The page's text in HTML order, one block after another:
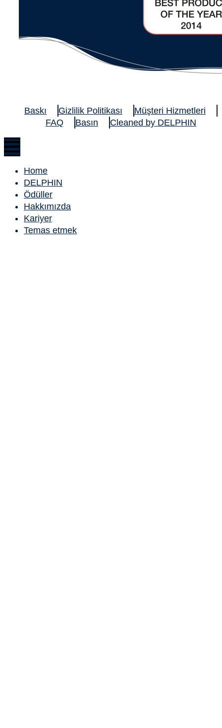
Baskı Gizlilik Politikası
Müşteri Hizmetleri
FAQ
Basın Cleaned by DELPHIN
Home
DELPHIN
Ödüller
Hakkımızda
Kariyer
Temas etmek